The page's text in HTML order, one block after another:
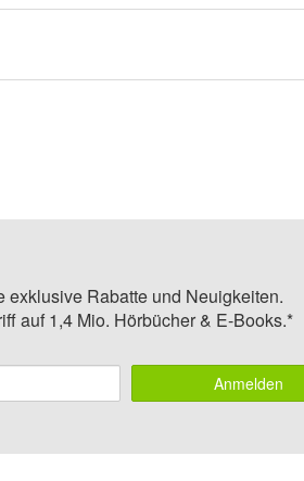
Rabatte und Neuigkeiten.
auf 1,4 Mio. Hörbücher & E-Books.*
Anmelden